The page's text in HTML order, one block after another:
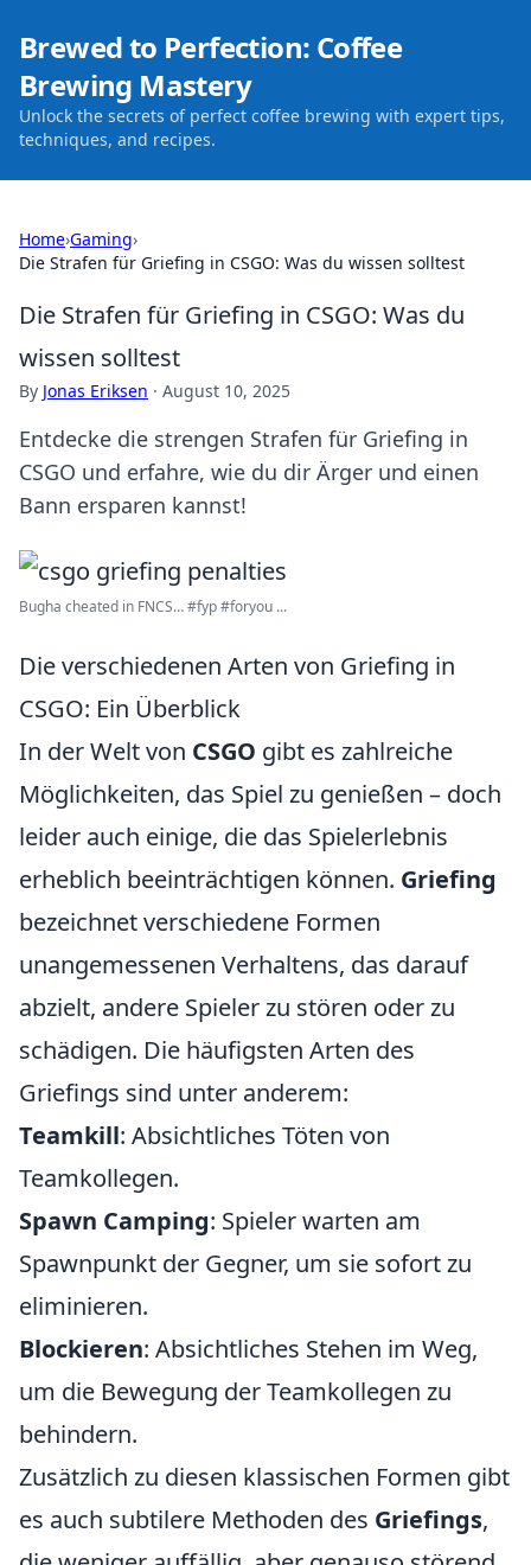
Brewed to Perfection: Coffee
Brewing Mastery
Unlock the secrets of perfect coffee brewing with expert tips,
techniques, and recipes.
Home›Gaming›
Die Strafen für Griefing in CSGO: Was du wissen solltest
Die Strafen für Griefing in CSGO: Was du
wissen solltest
By Jonas Eriksen · August 10, 2025
Entdecke die strengen Strafen für Griefing in
CSGO und erfahre, wie du dir Ärger und einen
Bann ersparen kannst!
Bugha cheated in FNCS… #fyp #foryou ...
Die verschiedenen Arten von Griefing in
CSGO: Ein Überblick
In der Welt von CSGO gibt es zahlreiche
Möglichkeiten, das Spiel zu genießen – doch
leider auch einige, die das Spielerlebnis
erheblich beeinträchtigen können. Griefing
bezeichnet verschiedene Formen
unangemessenen Verhaltens, das darauf
abzielt, andere Spieler zu stören oder zu
schädigen. Die häufigsten Arten des
Griefings sind unter anderem:
Teamkill: Absichtliches Töten von
Teamkollegen.
Spawn Camping: Spieler warten am
Spawnpunkt der Gegner, um sie sofort zu
eliminieren.
Blockieren: Absichtliches Stehen im Weg,
um die Bewegung der Teamkollegen zu
behindern.
Zusätzlich zu diesen klassischen Formen gibt
es auch subtilere Methoden des Griefings,